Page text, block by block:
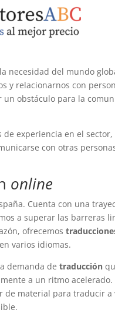
necesidad del mundo
y relacionarnos con
obstáculo para la
de experiencia en el
con otras
online
Cuenta con una
a superar las barreras
ofrecemos
varios idiomas.
demanda detraducción
a un ritmo
de material para traducir